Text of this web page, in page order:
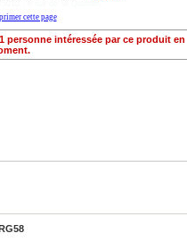
cette page
personne intéressée par ce produit en